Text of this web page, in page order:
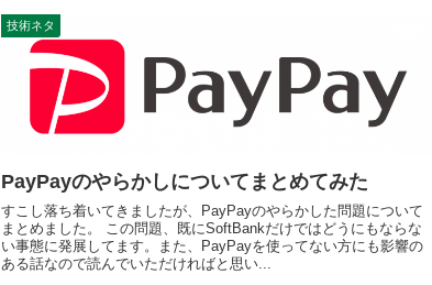
技術ネタ
PayPayのやらかしについてまとめてみた
すこし落ち着いてきましたが、PayPayのやらかした問題について
まとめました。 この問題、既にSoftBankだけではどうにもならな
い事態に発展してます。また、PayPayを使ってない方にも影響の
ある話なので読んでいただければと思い...